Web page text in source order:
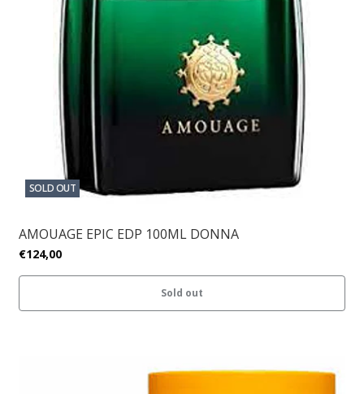
SOLD OUT
AMOUAGE EPIC EDP 100ML DONNA
€124,00
Sold out